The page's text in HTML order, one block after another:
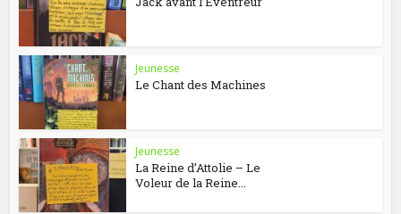
Jeunesse
Le Chant des Machines
Jeunesse
La Reine d’Attolie – Le
Voleur de la Reine...